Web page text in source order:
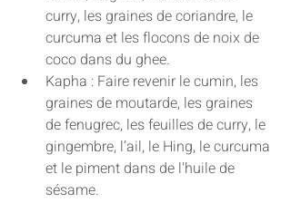
curry, les graines de coriandre, le
curcuma et les flocons de noix de
coco dans du ghee.
Kapha : Faire revenir le cumin, les
graines de moutarde, les graines
de fenugrec, les feuilles de curry, le
gingembre, l’ail, le Hing, le curcuma
et le piment dans de l'huile de
sésame.